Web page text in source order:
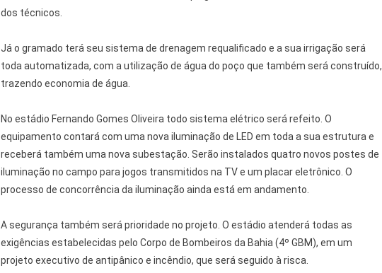
dos técnicos.
Já o gramado terá seu sistema de drenagem requalificado e a sua irrigação será
toda automatizada, com a utilização de água do poço que também será construído,
trazendo economia de água.
No estádio Fernando Gomes Oliveira todo sistema elétrico será refeito. O
equipamento contará com uma nova iluminação de LED em toda a sua estrutura e
receberá também uma nova subestação. Serão instalados quatro novos postes de
iluminação no campo para jogos transmitidos na TV e um placar eletrônico. O
processo de concorrência da iluminação ainda está em andamento.
A segurança também será prioridade no projeto. O estádio atenderá todas as
exigências estabelecidas pelo Corpo de Bombeiros da Bahia (4º GBM), em um
projeto executivo de antipânico e incêndio, que será seguido à risca.